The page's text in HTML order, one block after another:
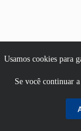
Usamos cookies para
Se você continuar